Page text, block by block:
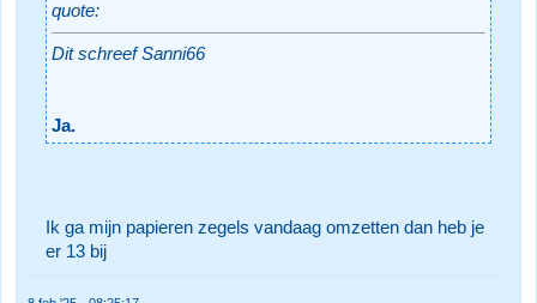
quote:
Dit schreef Sanni66
Ja.
Ik ga mijn papieren zegels vandaag omzetten dan heb je
er 13 bij